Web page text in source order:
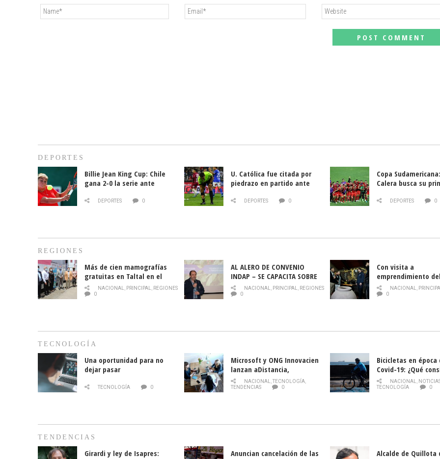
DEPORTES
Billie Jean King Cup: Chile
gana 2-0 la serie ante
DEPORTES 0
U. Católica fue citada por
piedrazo en partido ante
DEPORTES 0
Copa
Calera busca su
DEPORTES 0
REGIONES
Más de cien mamografías
gratuitas en Taltal en el
mes de la prevención del
cáncer de mama
NACIONAL, PRINCIPAL, REGIONES
0
AL ALERO DE CONVENIO
INDAP – SE CAPACITA SOBRE
PLAGA DROSOPHILA SUZUKII
NACIONAL, PRINCIPAL, REGIONES
0
Con visita a
emprendimiento
y llamado al
historia campesina
NACIONAL,
0
TECNOLOGÍA
Una oportunidad para no
dejar pasar
TECNOLOGÍA 0
Microsoft y ONG Innovacien
lanzan aDistancia,
plataforma con cursos
gratuitos online sobre
NACIONAL,TECNOLOGÍA,
TENDENCIAS
0
Bicicletas en época
Covid-19: ¿Qué
momento de
NACIONAL,
TECNOLOGÍA
0
TENDENCIAS
Girardi y ley de Isapres:
Anuncian cancelación de las
Alcalde de Quillota